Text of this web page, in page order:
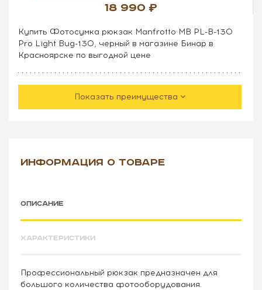
18 990
Купить Фотосумка рюкзак Manfrotto MB PL-B-130
Pro Light Bug-130, черный в магазине Бинар в
Красноярске по выгодной цене
Показать преимущества
ИНФОРМАЦИЯ О ТОВАРЕ
ОПИСАНИЕ
ХАРАКТЕРИСТИКИ
Профессиональный рюкзак предназначен для
большого количества фотооборудования.